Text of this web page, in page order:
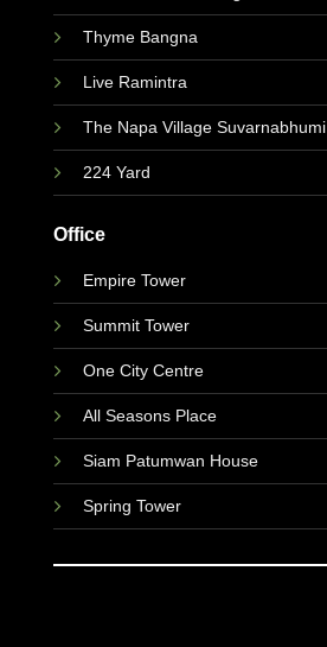
Thyme Bangna
Live Ramintra
The Napa Village Suvarnabhumi
224 Yard
Office
Empire Tower
Summit Tower
One City Centre
All Seasons Place
Siam Patumwan House
Spring Tower